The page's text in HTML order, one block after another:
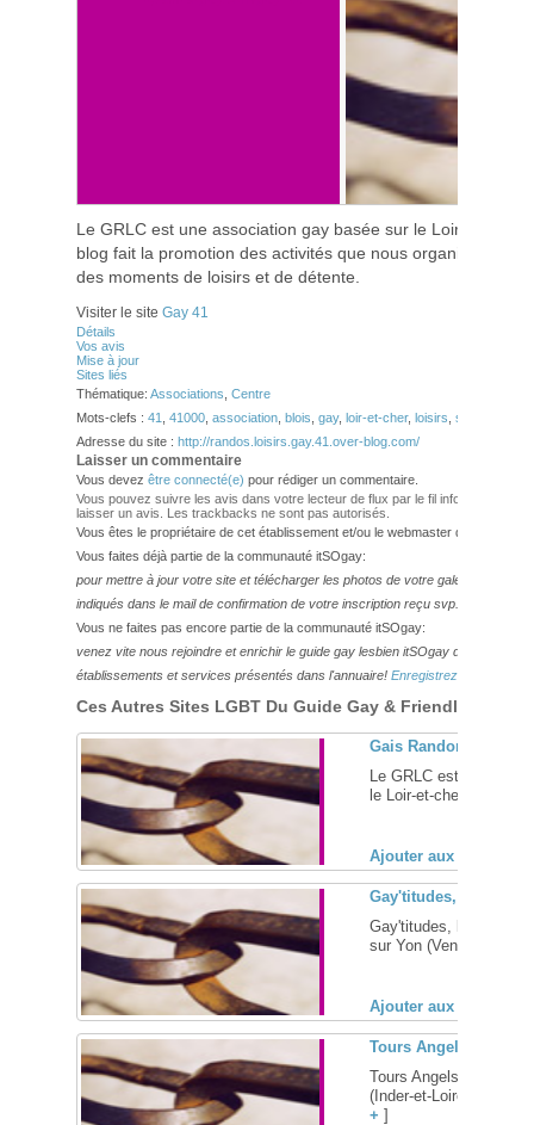
Le GRLC est une association gay basée sur le Loir-et-cher.
blog fait la promotion des activités que nous organisons
des moments de loisirs et de détente.
Visiter le site Gay 41
Détails
Vos avis
Mise à jour
Sites liés
Thématique: Associations Centre
Mots-clefs : 41 41000 association blois gay, loir-et-cher, loisirs sport
Adresse du site : http://randos.loisirs.gay.41.over-blog.com/
Laisser un commentaire
Vous devez être connecté(e) pour rédiger un commentaire.
Vous pouvez suivre les avis dans votre lecteur de flux par le fil info
laisser un avis. Les trackbacks ne sont pas autorisés.
Vous êtes le propriétaire de cet établissement et/ou le webmaster de ce site?
Vous faites déjà partie de la communauté itSOgay:
pour mettre à jour votre site et télécharger les photos de votre galerie,
indiqués dans le mail de confirmation de votre inscription reçu svp.
Vous ne faites pas encore partie de la communauté itSOgay:
venez vite nous rejoindre et enrichir le guide gay lesbien itSOgay de vos
établissements et services présentés dans l'annuaire! Enregistrez-vous ici!
Ces Autres Sites LGBT Du Guide Gay & Friendly
Gais Randonneurs
Le GRLC est une
le Loir-et-cher. ... [
Ajouter aux favoris
Gay'titudes,
Gay'titudes,
sur Yon (Vendée, 85)
Ajouter aux favoris
Tours Angels,
Tours Angels,
(Inder-et-Loire, 37):
+ ]